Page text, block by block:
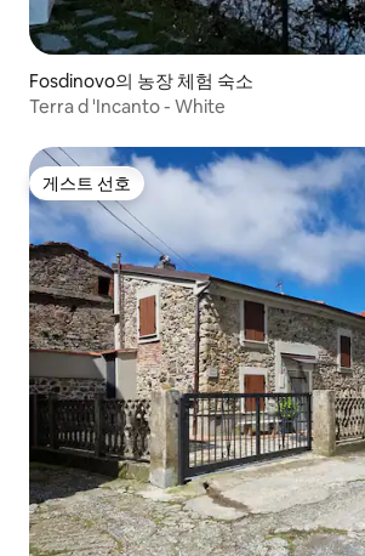
Fosdinovo의 농장 체험 숙소
Terra d 'Incanto - White
게스트 선호
게스트 선호